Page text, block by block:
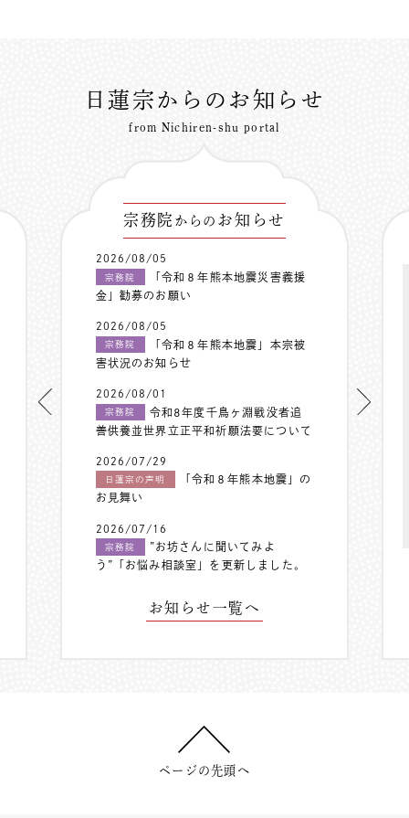
日蓮宗からのお知らせ
from Nichiren-shu portal
宗務院 からの お知らせ
2026/08/05
宗務院
「令和８年熊本地震災害義援
金」勧募のお願い
2026/08/05
宗務院
「令和８年熊本地震」本宗被
害状況のお知らせ
2026/08/01
宗務院
令和8年度千鳥ヶ淵戦没者追
善供養並世界立正平和祈願法要について
2026/07/29
日蓮宗の声明
「令和８年熊本地震」の
お見舞い
2026/07/16
宗務院
”お坊さんに聞いてみよ
う”「お悩み相談室」を更新しました。
お知らせ一覧へ
ページの先頭へ